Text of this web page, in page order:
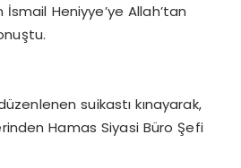
Heniyye’ye Allah’tan
suikastı kınayarak,
Hamas Siyasi Büro Şefi